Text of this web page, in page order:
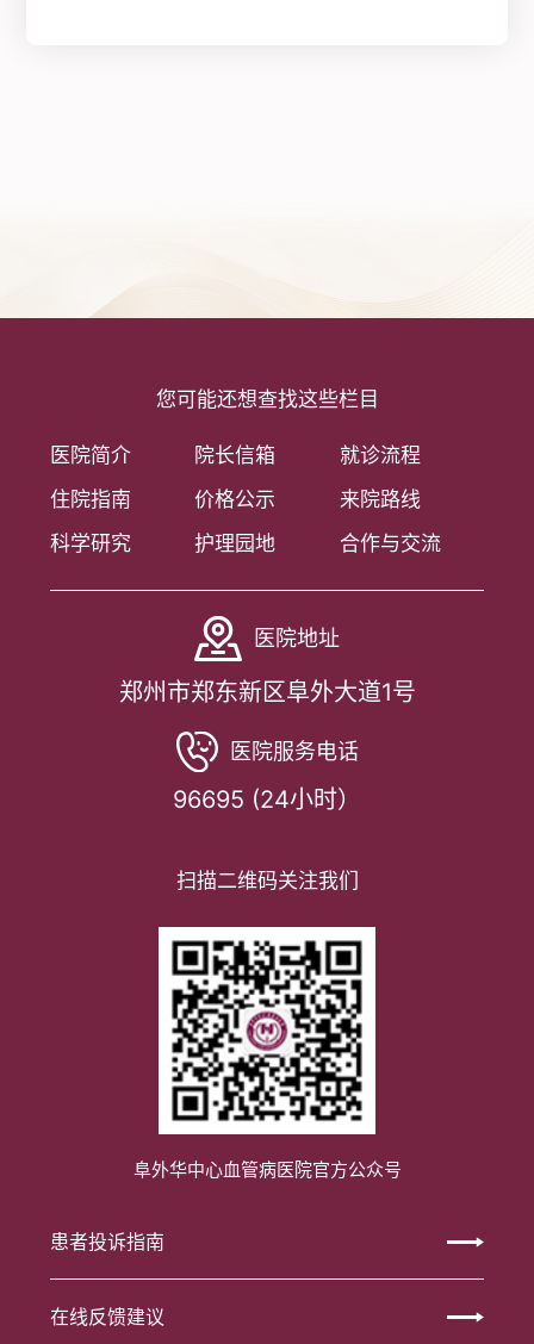
您可能还想查找这些栏目
医院简介 院长信箱
就诊流程
住院指南
价格公示
来院路线
科学研究
护理园地 合作与交流
医院地址
郑州市郑东新区阜外大道1号
医院服务电话
96695 (24小时）
扫描二维码关注我们
阜外华中心血管病医院官方公众号
患者投诉指南
在线反馈建议